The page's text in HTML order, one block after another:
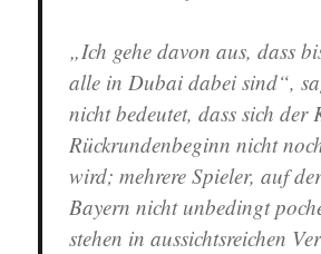
„Ich gehe davon aus, dass
alle in Dubai dabei sind“,
nicht bedeutet, dass sich der
Rückrundenbeginn nicht
wird; mehrere Spieler, auf
Bayern nicht unbedingt
stehen in aussichtsreichen